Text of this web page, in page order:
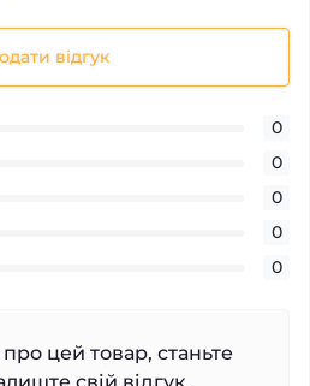
відгук
0
0
0
0
0
цей товар, станьте